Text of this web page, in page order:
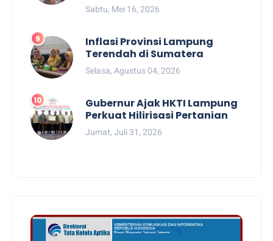
Sabtu, Mei 16, 2026
Inflasi Provinsi Lampung
Terendah di Sumatera
Selasa, Agustus 04, 2026
Gubernur Ajak HKTI Lampung
Perkuat Hilirisasi Pertanian
Jumat, Juli 31, 2026